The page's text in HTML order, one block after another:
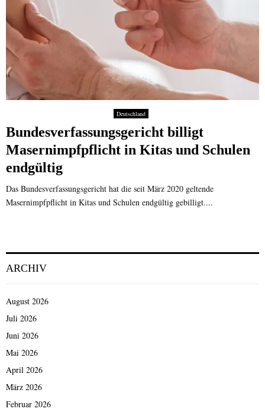
Deutschland
Bundesverfassungsgericht billigt
Masernimpfpflicht in Kitas und Schulen
endgültig
Das Bundesverfassungsgericht hat die seit März 2020 geltende
Masernimpfpflicht in Kitas und Schulen endgültig gebilligt....
ARCHIV
August 2026
Juli 2026
Juni 2026
Mai 2026
April 2026
März 2026
Februar 2026